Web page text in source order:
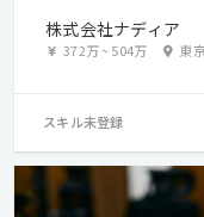
株式会社ナディア
372万~504万 東
スキル未登録